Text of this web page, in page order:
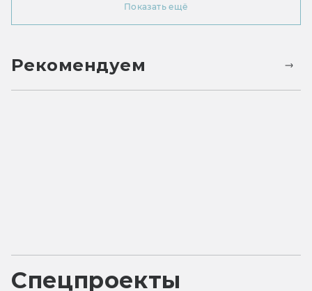
Показать ещё
Рекомендуем
Спецпроекты